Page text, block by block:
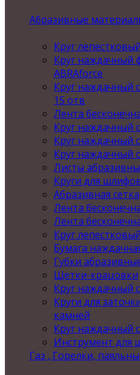
Абразивные
Круг
Круг наждачный
ABRAforce
Круг наждачный
15 отв
Лента
Круг наждачный
Круг наждачный
Круг наждачный
Листы
Круги для
Абразивная сетка
Лента
Лента
Круг
Бумага
Губки
Щетки-крацовки
Круг наждачный
Круги для
камней
Круг наждачный
Инструмент для
Газ , Горелки,